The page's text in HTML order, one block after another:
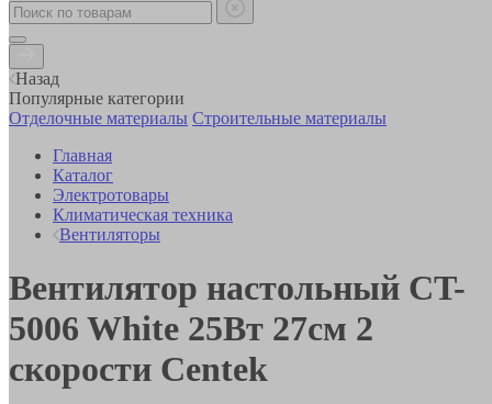
Назад
Популярные категории
Отделочные материалы Строительные материалы
Главная
Каталог
Электротовары
Климатическая техника
Вентиляторы
Вентилятор настольный CT-
5006 White 25Вт 27см 2
скорости Centek